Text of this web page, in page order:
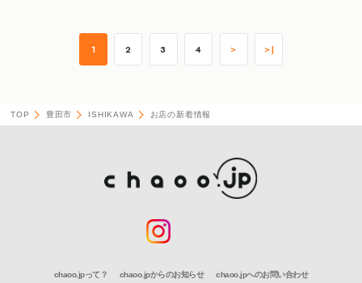
1 2 3 4 ＞ ＞|
TOP 豊田市 ISHIKAWA お店の新着情報
chaoo.jpって？ chaoo.jpからのお知らせ chaoo.jpへのお問い合わせ